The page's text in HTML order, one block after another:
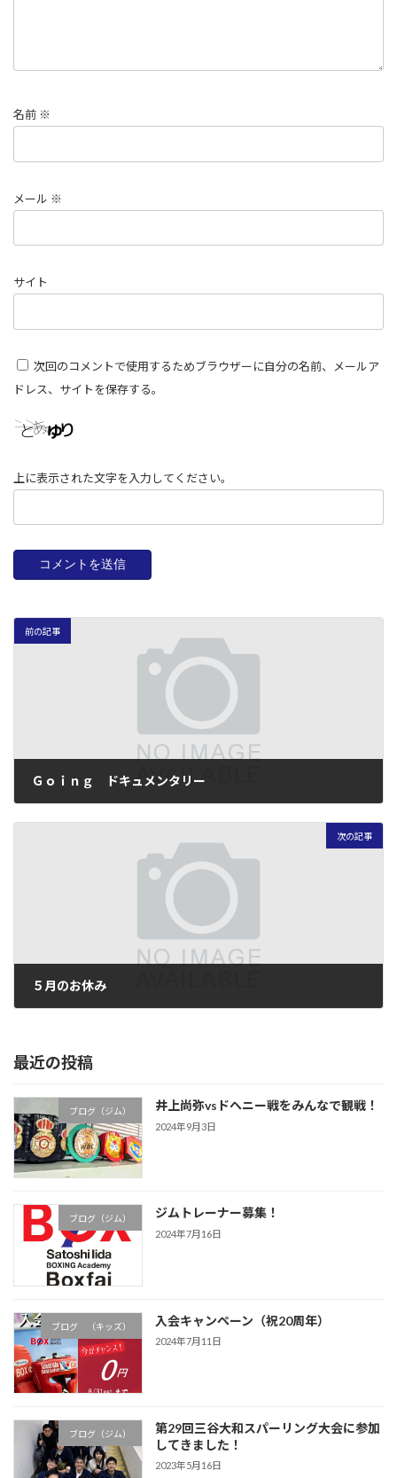
名前 ※
メール ※
サイト
次回のコメントで使用するためブラウザーに自分の名前、メールア
ドレス、サイトを保存する。
上に表示された文字を入力してください。
前の記事
Ｇｏｉｎｇ ドキュメンタリー
次の記事
５月のお休み
最近の投稿
ブログ（ジム） 井上尚弥vsドヘニー戦をみんなで観戦！
2024年9月3日
ブログ（ジム） ジムトレーナー募集！
2024年7月16日
ブログ （キッズ） 入会キャンペーン（祝20周年）
2024年7月11日
ブログ（ジム）
第29回三谷大和スパーリング大会に参加
してきました！
2023年5月16日